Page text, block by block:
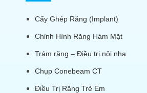
Cấy Ghép Răng (Implant)
Chỉnh Hình Răng Hàm Mặt
Trám răng – Điều trị nội nha
Chụp Conebeam CT
Điều Trị Răng Trẻ Em